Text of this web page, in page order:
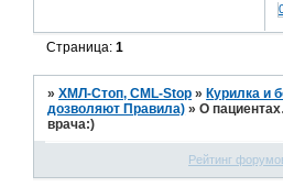
Страница:1
»ХМЛ-Стоп, CML-Stop » Курилка и
дозволяют Правила) »О
врача:)
Рейтинг